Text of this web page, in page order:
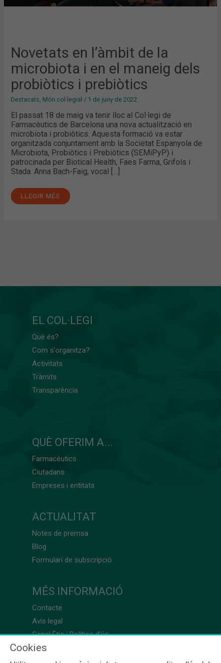
Novetats en l’àmbit de la
microbiota i en el maneig dels
probiòtics i prebiòtics
Destacats, Món col·legial / 1 de juny de 2022
El passat 18 de maig va tenir lloc al Col·legi de
Farmacèutics de Barcelona una nova actualització en
microbiota i probiòtics. Aquesta formació va estar
organitzada conjuntament amb la Societat Espanyola de
Microbiota, Probiòtics i Prebiòtics (SEMiPyP) i
patrocinada per Biotical Health, Faes Farma, Grifols i
Stada. Anna Bach-Faig, vocal […]
LLEGIR MÉS
EL COL·LEGI
Què és?
Com s'organitza?
Activitats
Tràmits
Transparència
QUÈ OFERIM A...
Farmacèutics
Ciutadans
Empreses i entitats
ACTUALITAT
Notes de premsa
Blog
Formulari de subscripció
MÉS INFORMACIÓ
Contacte
Avís legal
Canal Ètic i Política d’ús
Cookies